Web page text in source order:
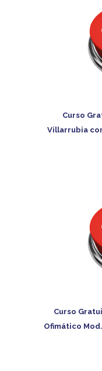
Curso
Villarrubia
Curso
Ofimático